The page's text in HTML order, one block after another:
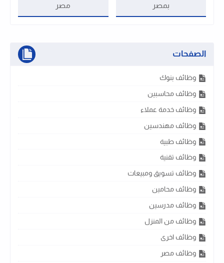
بمصر
مصر
الصفحات
وظائف بنوك
وظائف محاسبين
وظائف خدمة عملاء
وظائف مهندسين
وظائف طبية
وظائف تقنية
وظائف تسويق ومبيعات
وظائف محامين
وظائف مدرسين
وظائف من المنزل
وظائف اخرى
وظائف مصر